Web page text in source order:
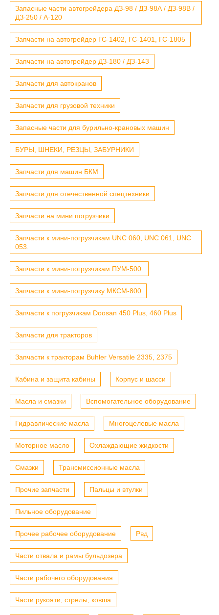
Запасные части автогрейдера ДЗ-98 / ДЗ-98А / ДЗ-98В /
ДЗ-250 / А-120
Запчасти на автогрейдер ГС-1402, ГС-1401, ГС-1805
Запчасти на автогрейдер ДЗ-180 / ДЗ-143
Запчасти для автокранов
Запчасти для грузовой техники
Запасные части для бурильно-крановых машин
БУРЫ, ШНЕКИ, РЕЗЦЫ, ЗАБУРНИКИ
Запчасти для машин БКМ
Запчасти для отечественной спецтехники
Запчасти на мини погрузчики
Запчасти к мини-погрузчикам UNC 060, UNC 061, UNC
053.
Запчасти к мини-погрузчикам ПУМ-500.
Запчасти к мини-погрузчику МКСМ-800
Запчасти к погрузчикам Doosan 450 Plus, 460 Plus
Запчасти для тракторов
Запчасти к тракторам Buhler Versatile 2335, 2375
Кабина и защита кабины Корпус и шасси
Масла и смазки Вспомогательное оборудование
Гидравлические масла Многоцелевые масла
Моторное масло Охлаждающие жидкости
Смазки Трансмиссионные масла
Прочие запчасти Пальцы и втулки
Пильное оборудование
Прочее рабочее оборудование Рвд
Части отвала и рамы бульдозера
Части рабочего оборудования
Части рукояти, стрелы, ковша